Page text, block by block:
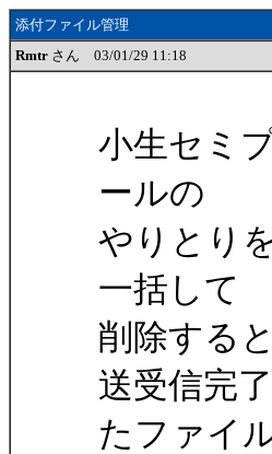
添付ファイル管理
Rmtr さん 03/01/29 11:18
小生セミ
ールの
やりとり
一括して
削除する
送受信完
たファイ